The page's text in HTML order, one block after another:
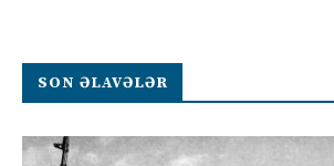
SON ƏLAVƏLƏR